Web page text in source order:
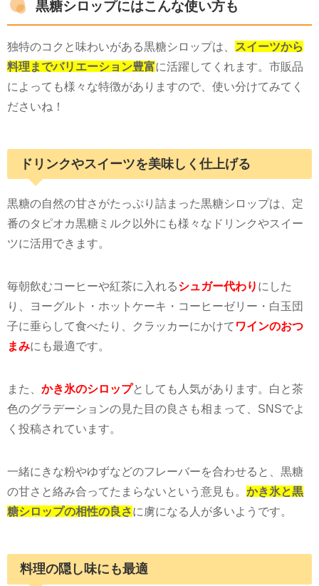
黒糖シロップにはこんな使い方も
独特のコクと味わいがある黒糖シロップは、
スイーツから
料理までバリエーション豊富に活躍してくれます。市販品
によっても様々な特徴がありますので、使い分けてみてく
ださいね！
ドリンクやスイーツを美味しく仕上げる
黒糖の自然の甘さがたっぷり詰まった黒糖シロップは、定
番のタピオカ黒糖ミルク以外にも様々なドリンクやスイー
ツに活用できます。
毎朝飲むコーヒーや紅茶に入れるシュガー代わり にした
り、ヨーグルト・ホットケーキ・コーヒーゼリー・白玉団
子に垂らして食べたり、クラッカーにかけて ワインのおつ
まみにも最適です。
また、 かき氷のシロップとしても人気があります。白と茶
色のグラデーションの見た目の良さも相まって、 SNSでよ
く投稿されています。
一緒にきな粉やゆずなどのフレーバーを合わせると、黒糖
の甘さと絡み合ってたまらないという意見も。 かき氷と黒
糖シロップの相性の良さに虜になる人が多いようです。
料理の隠し味にも最適